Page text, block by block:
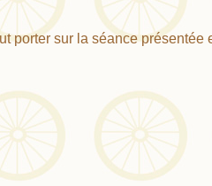
porter sur la séance